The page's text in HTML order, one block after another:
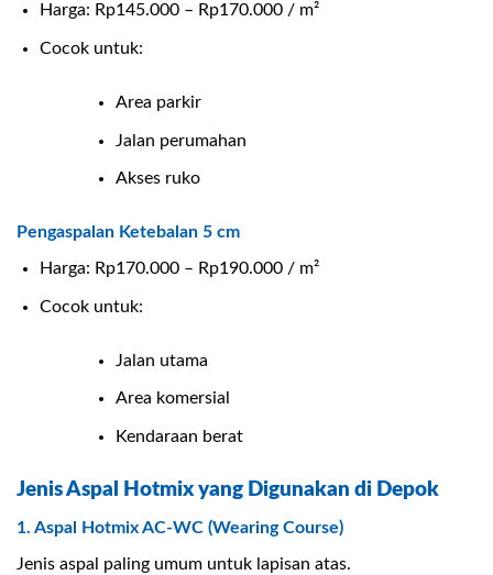
Harga: Rp145.000 – Rp170.000 / m²
Cocok untuk:
Area parkir
Jalan perumahan
Akses ruko
Pengaspalan Ketebalan 5 cm
Harga: Rp170.000 – Rp190.000 / m²
Cocok untuk:
Jalan utama
Area komersial
Kendaraan berat
Jenis Aspal Hotmix yang Digunakan di Depok
1. Aspal Hotmix AC-WC (Wearing Course)
Jenis aspal paling umum untuk lapisan atas.